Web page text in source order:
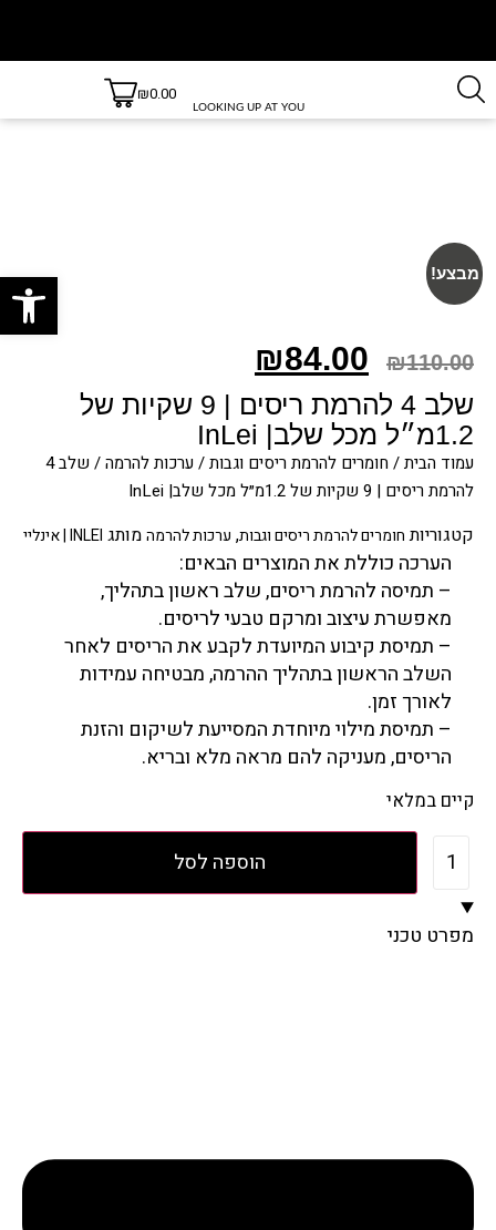
בקנייה
עסקים
לחץ כאן
LOOKING UP AT YOU
₪0.00
מבצע!
₪110.00
₪84.00
שלב 4 להרמת ריסים | 9 שקיות של
1.2מ״ל מכל שלב| InLei
עמוד הבית/ חומרים להרמת ריסים וגבות/ערכות להרמה
/ שלב 4
להרמת ריסים | 9 שקיות של 1.2מ״ל מכל שלב| InLei
קטגוריות חומרים להרמת ריסים וגבות, ערכות להרמהמותג INLEI | אינליי
הערכה כוללת את המוצרים הבאים:
– תמיסה להרמת ריסים, שלב ראשון בתהליך,
מאפשרת עיצוב ומרקם טבעי לריסים.
– תמיסת קיבוע המיועדת לקבע את הריסים לאחר
השלב הראשון בתהליך ההרמה, מבטיחה עמידות
לאורך זמן.
– תמיסת מילוי מיוחדת המסייעת לשיקום והזנת
הריסים, מעניקה להם מראה מלא ובריא.
קיים במלאי
הוספה לסל
מפרט טכני
פתח